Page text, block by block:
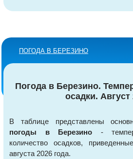
ПОГОДА В БЕРЕЗИНО
Погода в Березино.
осадки. Август
В таблице представлены
погоды в Березино -
количество осадков,
августа 2026 года.